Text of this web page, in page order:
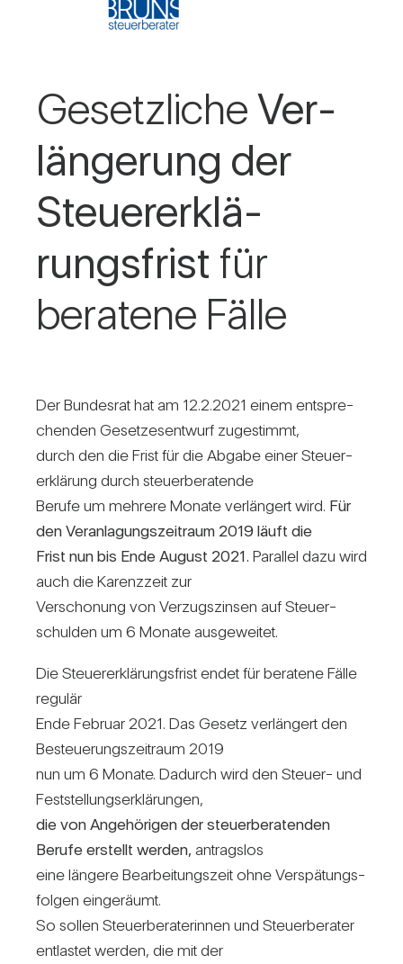
Gesetz­licheVer­
län­ge­rung der
Steu­er­erklä­
rungs­frist für
bera­tene Fälle
Der Bun­desrat hat am 12.2.2021 einem ent­spre­
chenden Geset­zes­ent­wurf zuge­stimmt,
durch den die Frist für die Abgabe einer Steu­er­
erklä­rung durch steu­er­be­ra­tende
Berufe um meh­rere Monate ver­län­gert wird. Für
den Ver­an­la­gungs­zeit­raum 2019 läuft die
Frist nun bis Ende August 2021. Par­allel dazu wird
auch die Karenz­zeit zur
Ver­scho­nung von Ver­zugs­zinsen auf Steu­er­
schulden um 6 Monate aus­ge­weitet.
Die Steu­er­erklä­rungs­frist endet für bera­tene Fälle
regulär
Ende Februar 2021. Das Gesetz ver­län­gert den
Besteue­rungs­zeit­raum 2019
nun um 6 Monate. Dadurch wird den Steuer- und
Fest­stel­lungs­er­klä­rungen,
die von Ange­hö­rigen der steu­er­be­ra­tenden
Berufe erstellt werden, antragslos
eine län­gere Bear­bei­tungs­zeit ohne Ver­spä­tungs­
folgen ein­ge­räumt.
So sollen Steu­er­be­ra­te­rinnen und Steu­er­be­rater
ent­lastet werden, die mit der